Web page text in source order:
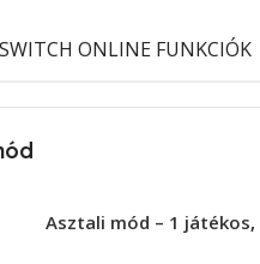
ONLINE FUNKCIÓK
Asztali mód – 1 játékos,